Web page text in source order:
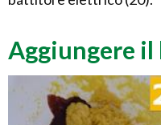
Aggiungere